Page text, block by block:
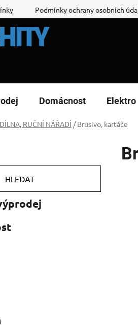
Podmínky ochrany osobních
Domácnost Elektro
DÍLNA, RUČNÍ NÁŘADÍ / Brusivo, kartáče
HLEDAT